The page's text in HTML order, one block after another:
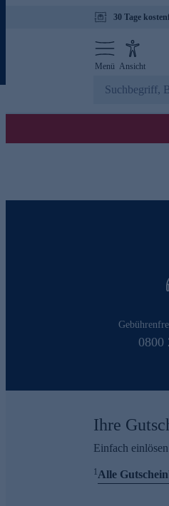
30 Tage
Menü Ansicht
0800
Ihre
Einfach
1Alle